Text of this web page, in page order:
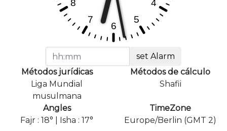
set Alarm
Métodos jurídicas
Liga Mundial
musulmana
Métodos de cálculo
Shafii
Angles
Fajr : 18° | Isha : 17°
TimeZone
Europe/Berlin (GMT 2)